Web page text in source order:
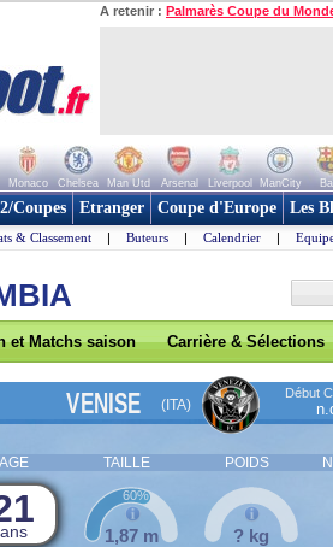
A retenir : Palmarès Coupe du
Monaco Chelsea Man Utd Arsenal Liverpool ManCity
Coupes Etranger Coupe d'Europe Les
& Classement | Buteurs | Calendrier |
et Matchs saison Carrière & Sélections
VENISE (ITA)
Début
AGE TAILLE POIDS
ans 1,87 m
60%
? kg